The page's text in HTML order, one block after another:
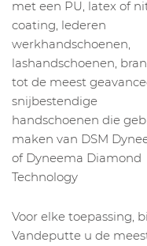
met een PU, latex of
coating, lederen
werkhandschoenen,
lashandschoenen,
tot de meest
snijbestendige
handschoenen die
maken van DSM
of Dyneema Diamond
Technology
Voor elke toepassing,
Vandeputte u de